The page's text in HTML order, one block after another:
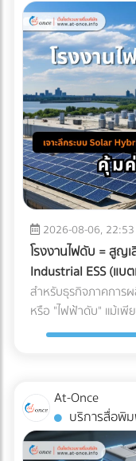
2026-08-06, 22:53
โรงงานไฟดับ = สูญเ
Industrial ESS (แบ
2026?
สำหรับธุรกิจภาคการ
หรือ "ไฟฟ้าดับ" แม้เพี
พนักงานได้หยุดพัก
ต้องหยุดทำงานไปด้ว
ซ่อมแซมสายไฟอยู่ด้า
(Generator) ที่ใช้น้ำ
At-Once
บริการสื่อพิ